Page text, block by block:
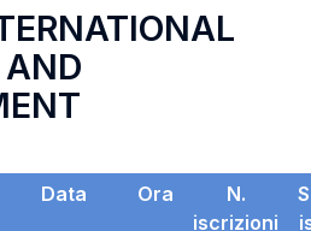
Data Ora
N.
iscrizioni